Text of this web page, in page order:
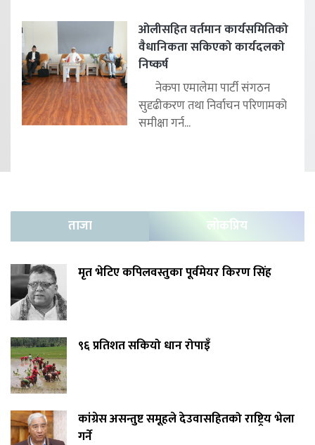
ओलीसहित वर्तमान कार्यसमितिको
वैधानिकता सकिएको कार्यदलको
निष्कर्ष
नेकपा एमालेमा पार्टी संगठन
सुदृढीकरण तथा निर्वाचन परिणामको
समीक्षा गर्न...
ताजा लोकप्रिय
मृत भेटिए कपिलवस्तुका पूर्वमेयर किरण सिंह
९६ प्रतिशत सकियो धान रोपाइँ
कांग्रेस असन्तुष्ट समूहले देउवासहितको राष्ट्रिय भेला
गर्ने